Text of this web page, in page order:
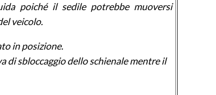
poiché il sedile potrebbe muoversi
veicolo.
in posizione.
di sbloccaggio dello schienale mentre il